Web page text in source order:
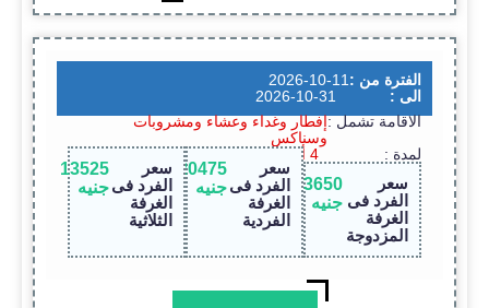
الفترة من : 2026-10-11
الى :
2026-10-31
الاقامة تشمل :إفطار وغداء وعشاء ومشروبات
وسناكس
لمدة :
4 أيام / 3 ليالى
سعر
الفرد فى
الغرفة
المزدوجة
13650
جنيه
سعر
الفرد فى
الغرفة
الفردية
20475
جنيه
سعر
الفرد فى
الغرفة
الثلاثية
13525
جنيه